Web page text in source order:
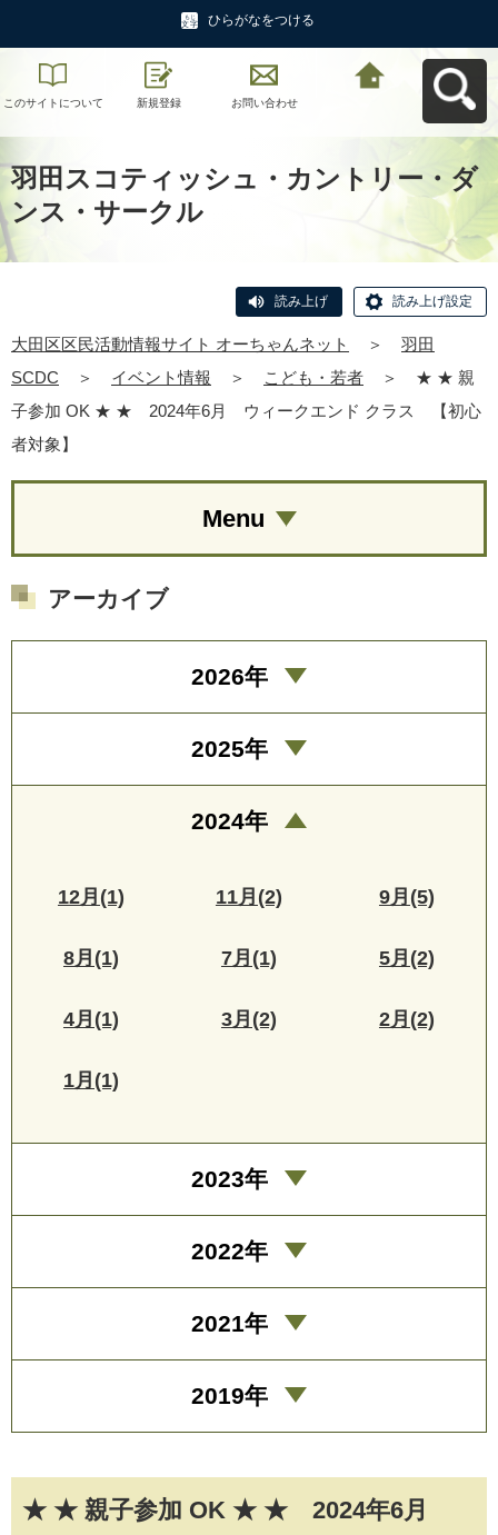
ひらがなをつける
このサイトについて 新規登録 お問い合わせ
羽田スコティッシュ・カントリー・ダ
ンス・サークル
読み上げ 読み上げ設定
大田区区民活動情報サイト オーちゃんネット ＞
羽田
SCDC
＞ イベント情報 ＞ こども・若者 ＞
★ ★ 親
子参加 OK ★ ★ 2024年6月 ウィークエンド クラス 【初心
者対象】
★ ★ 親子参加 OK ★ ★ 2024年6月
Menu
アーカイブ
2026年
2025年
2024年
12月(1) 11月(2) 9月(5)
8月(1) 7月(1) 5月(2)
4月(1) 3月(2) 2月(2)
1月(1)
2023年
2022年
2021年
2019年